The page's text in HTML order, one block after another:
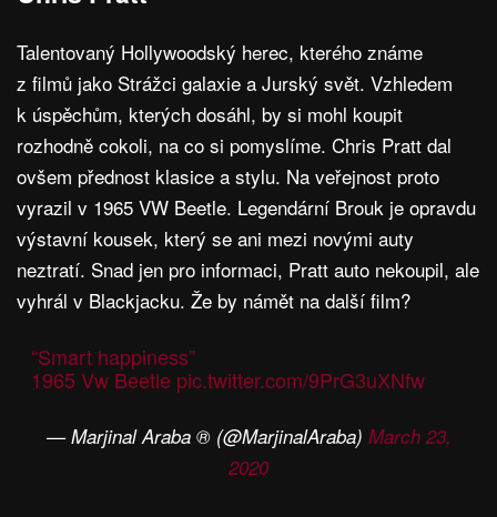
Talentovaný Hollywoodský herec, kterého známe
z filmů jako Strážci galaxie a Jurský svět. Vzhledem
k úspěchům, kterých dosáhl, by si mohl koupit
rozhodně cokoli, na co si pomyslíme. Chris Pratt dal
ovšem přednost klasice a stylu. Na veřejnost proto
vyrazil v 1965 VW Beetle. Legendární Brouk je opravdu
výstavní kousek, který se ani mezi novými auty
neztratí. Snad jen pro informaci, Pratt auto nekoupil, ale
vyhrál v Blackjacku. Že by námět na další film?
“Smart happiness”
1965 Vw Beetle pic.twitter.com/9PrG3uXNfw
— Marjinal Araba ® (@MarjinalAraba) March 23,
2020